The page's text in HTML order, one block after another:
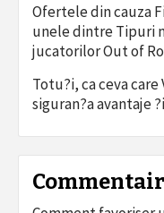
Ofertele din cauza
unele dintre Tipuri
jucatorilor Out of
Totu?i, ca ceva care
siguran?a avantaje